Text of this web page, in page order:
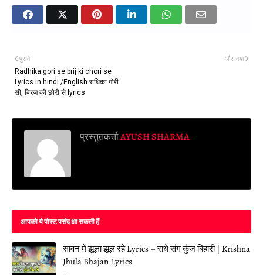
और नया
पुराने
Radhika gori se brij ki chori se
Lyrics in hindi /English राधिका गोरी
सी, बिरज की छोरी से lyrics
प्रस्तुतकर्ताAYUSH SHARMA
आपको ये पोस्ट पसंद आ सकती हैं
सावन में झूला झूल रहे Lyrics – राधे संग कुंज बिहारी | Krishna
Jhula Bhajan Lyrics